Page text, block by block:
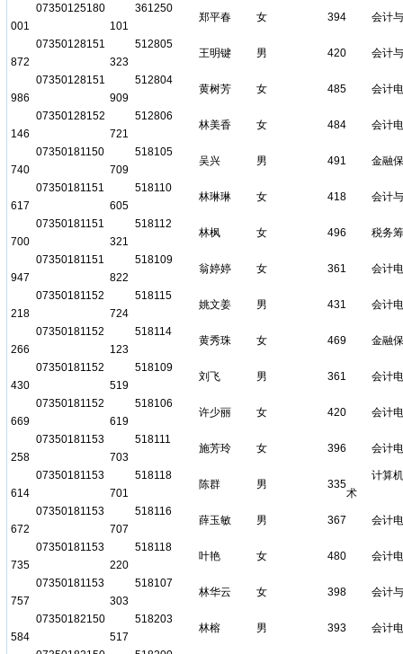
07350125180
001
361250
101
郑平春 女 394 会计
07350128151
872
512805
323
王明键 男 420 会计
07350128151
986
512804
909
黄树芳 女 485 会计
07350128152
146
512806
721
林美香 女 484 会计
07350181150
740
518105
709
吴兴 男 491 金融
07350181151
617
518110
605
林琳琳 女 418 会计
07350181151
700
518112
321
林枫 女 496 税务
07350181151
947
518109
822
翁婷婷 女 361 会计
07350181152
218
518115
724
姚文姜 男 431 会计
07350181152
266
518114
123
黄秀珠 女 469 金融
07350181152
430
518109
519
刘飞 男 361 会计
07350181152
669
518106
619
许少丽 女 420 会计
07350181153
258
518111
703
施芳玲 女 396 会计
07350181153
614
518118
701
陈群 男 335
计算
术
07350181153
672
518116
707
薛玉敏 男 367 会计
07350181153
735
518118
220
叶艳 女 480 会计
07350181153
757
518107
303
林华云 女 398 会计
07350182150
584
518203
517
林榕 男 393 会计